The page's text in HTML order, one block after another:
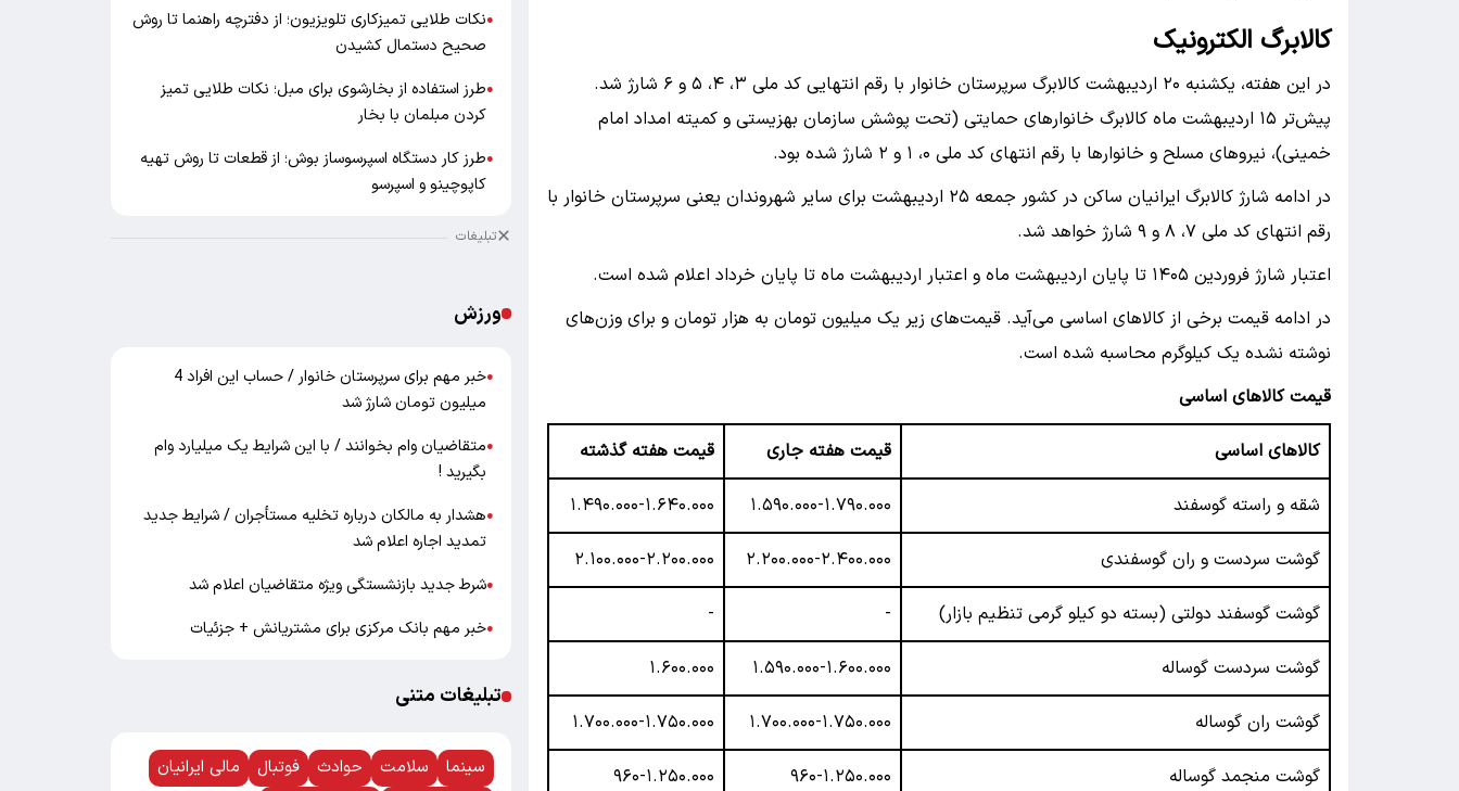
کالابرگ الکترونیک
در این هفته، یکشنبه ۲۰ اردیبهشت کالابرگ سرپرستان خانوار با رقم انتهایی کد ملی ۳، ۴، ۵ و ۶ شارژ شد.
پیش‌تر ۱۵ اردیبهشت ماه کالابرگ خانوارهای حمایتی (تحت پوشش سازمان بهزیستی و کمیته امداد امام
خمینی)، نیروهای مسلح و خانوارها با رقم انتهای کد ملی ۰، ۱ و ۲ شارژ شده بود.
در ادامه شارژ کالابرگ ایرانیان ساکن در کشور جمعه ۲۵ اردیبهشت برای سایر شهروندان یعنی سرپرستان خانوار با
رقم انتهای کد ملی ۷، ۸ و ۹ شارژ خواهد شد.
اعتبار شارژ فروردین ۱۴۰۵ تا پایان اردیبهشت ماه و اعتبار اردیبهشت ماه تا پایان خرداد اعلام شده است.
در ادامه قیمت برخی از کالاهای اساسی می‌آید. قیمت‌های زیر یک میلیون تومان به هزار تومان و برای وزن‌های
نوشته نشده یک کیلوگرم محاسبه شده است.
قیمت کالاهای اساسی
کالاهای اساسی قیمت هفته جاری قیمت هفته گذشته
شقه و راسته گوسفند ۱.۵۹۰.۰۰۰-۱.۷۹۰.۰۰۰ ۱.۴۹۰.۰۰۰-۱.۶۴۰.۰۰۰
گوشت سردست و ران گوسفندی ۲.۲۰۰.۰۰۰-۲.۴۰۰.۰۰۰ ۲.۱۰۰.۰۰۰-۲.۲۰۰.۰۰۰
گوشت گوسفند دولتی (بسته دو کیلو گرمی تنظیم بازار) -
-
گوشت سردست گوساله ۱.۵۹۰.۰۰۰-۱.۶۰۰.۰۰۰ ۱.۶۰۰.۰۰۰
گوشت ران گوساله ۱.۷۰۰.۰۰۰-۱.۷۵۰.۰۰۰ ۱.۷۰۰.۰۰۰-۱.۷۵۰.۰۰۰
گوشت منجمد گوساله ۹۶۰-۱.۲۵۰.۰۰۰ ۹۶۰-۱.۲۵۰.۰۰۰
●نکات طلایی تمیزکاری تلویزیون؛ از دفترچه راهنما تا روش
صحیح دستمال کشیدن
●طرز استفاده از بخارشوی برای مبل؛ نکات طلایی تمیز
کردن مبلمان با بخار
●طرز کار دستگاه اسپرسوساز بوش؛ از قطعات تا روش تهیه
کاپوچینو و اسپرسو
تبلیغات
ورزش
●
خبر مهم برای سرپرستان خانوار / حساب این افراد 4
میلیون تومان شارژ شد
●متقاضیان وام بخوانند / با این شرایط یک میلیارد وام
بگیرید !
●هشدار به مالکان درباره تخلیه مستأجران / شرایط جدید
تمدید اجاره اعلام شد
●شرط جدید بازنشستگی ویژه متقاضیان اعلام شد
●خبر مهم بانک مرکزی برای مشتریانش + جزئیات
تبلیغات متنی
سینما سلامت حوادث فوتبال مالی ایرانیان